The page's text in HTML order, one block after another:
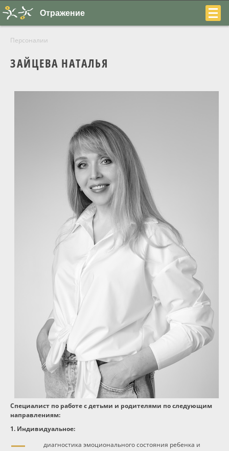
Программы
Персоналии
Новости
Контакты
Отражение
Персоналии
ЗАЙЦЕВА НАТАЛЬЯ
Специалист по работе с детьми и родителями по следующим
направлениям:
1. Индивидуальное:
диагностика эмоционального состояния ребенка и